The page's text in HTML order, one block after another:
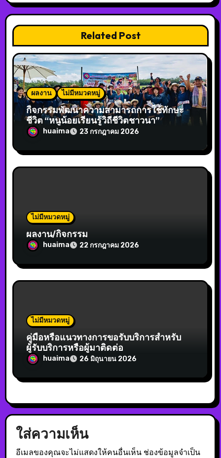
Related Post
ผลงาน ไม่มีหมวดหมู่
กิจกรรมพัฒนาความสามารถการใช้ทักษะ
ชีวิต “หนูน้อยเรียนรู้วิถีชีวิตชาวนา”
huaima 23 กรกฎาคม 2026
ไม่มีหมวดหมู่
ผลงาน/กิจกรรม
huaima 22 กรกฎาคม 2026
ไม่มีหมวดหมู่
คู่มือหรือแนวทางการขอรับบริการสำหรับ
ผู้รับบริการหรือผู้มาติดต่อ
huaima 26 มิถุนายน 2026
ใส่ความเห็น
อีเมลของคุณจะไม่แสดงให้คนอื่นเห็น ช่องข้อมูลจำเป็น